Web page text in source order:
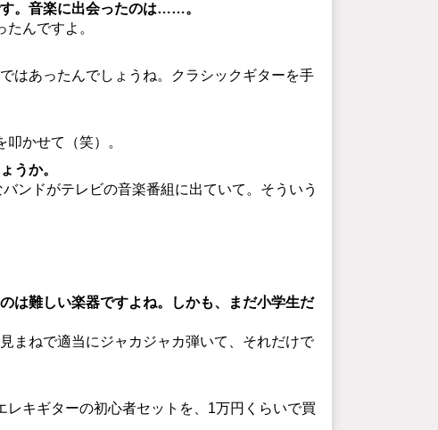
。音楽に出会ったのは……。
んですよ。
はあったんでしょうね。クラシックギターを手
かせて（笑）。
うか。
ンドがテレビの音楽番組に出ていて。そういう
は難しい楽器ですよね。しかも、まだ小学生だ
まねで適当にジャカジャカ弾いて、それだけで
キギターの初心者セットを、1万円くらいで買